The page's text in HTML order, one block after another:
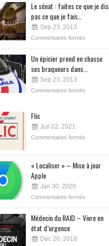
Le sénat : faites ce que je dis,
pas ce que je fais…
Sep 23, 2013
Commentaires fermés
Un épicier prend en chasse
ses braqueurs dans...
Sep 23, 2013
Commentaires fermés
Flic
Juil 02, 2021
Commentaires fermés
« Localiser » – Mise à jour
Apple
Jan 30, 2020
Commentaires fermés
Médecin du RAID – Vivre en
état d’urgence
Déc 20, 2018